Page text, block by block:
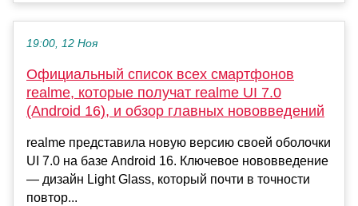
19:00, 12 Ноя
Официальный список всех смартфонов
realme, которые получат realme UI 7.0
(Android 16), и обзор главных нововведений
realme представила новую версию своей оболочки
UI 7.0 на базе Android 16. Ключевое нововведение
— дизайн Light Glass, который почти в точности
повтор...